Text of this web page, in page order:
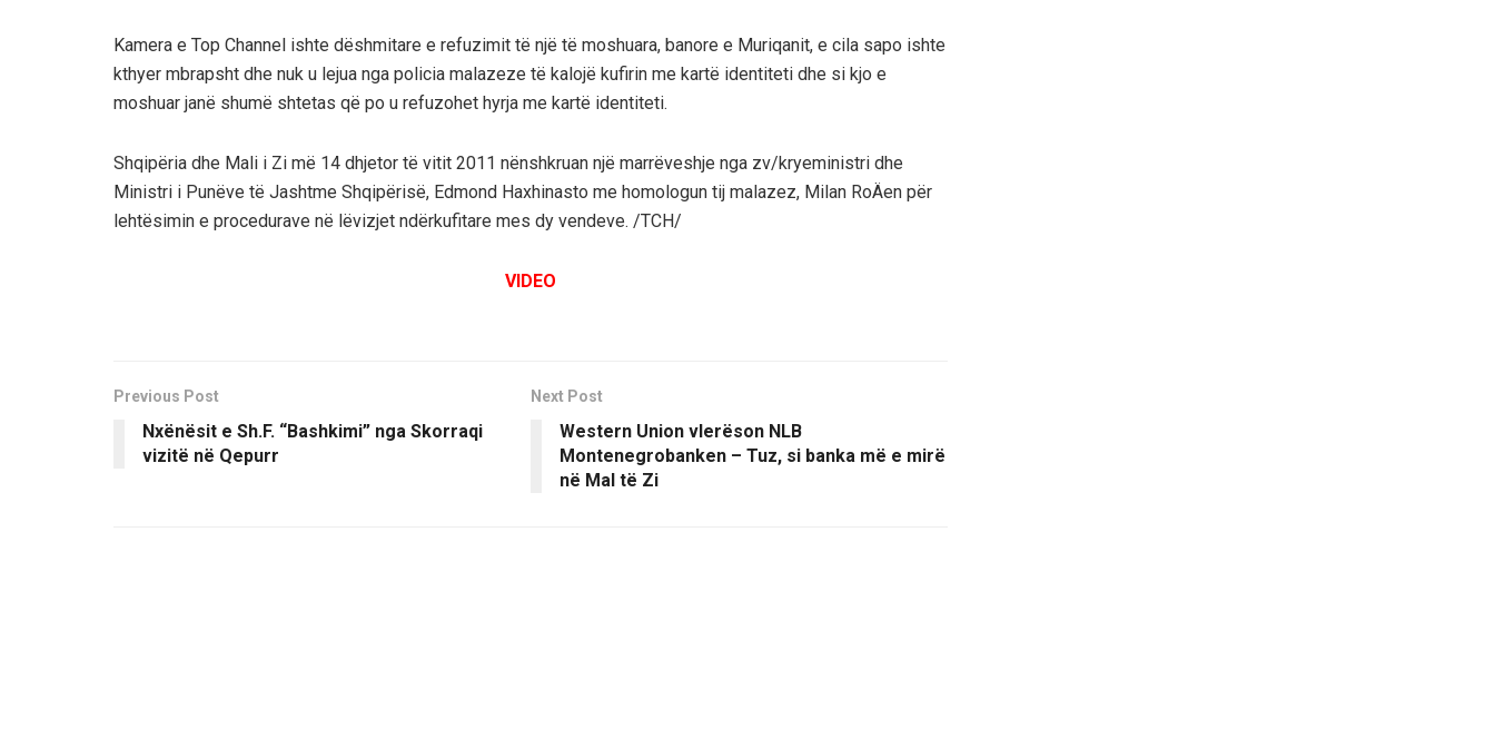
Kamera e Top Channel ishte dëshmitare e refuzimit të një të moshuara, banore e Muriqanit, e cila sapo ishte
kthyer mbrapsht dhe nuk u lejua nga policia malazeze të kalojë kufirin me kartë identiteti dhe si kjo e
moshuar janë shumë shtetas që po u refuzohet hyrja me kartë identiteti.
Shqipëria dhe Mali i Zi më 14 dhjetor të vitit 2011 nënshkruan një marrëveshje nga zv/kryeministri dhe
Ministri i Punëve të Jashtme Shqipërisë, Edmond Haxhinasto me homologun tij malazez, Milan RoÄen për
lehtësimin e procedurave në lëvizjet ndërkufitare mes dy vendeve. /TCH/
VIDEO
Previous Post
Nxënësit e Sh.F. “Bashkimi” nga Skorraqi
vizitë në Qepurr
Next Post
Western Union vlerëson NLB
Montenegrobanken – Tuz, si banka më e mirë
në Mal të Zi